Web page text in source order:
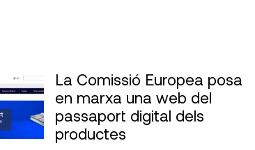
La Comissió Europea posa
en marxa una web del
passaport digital dels
productes